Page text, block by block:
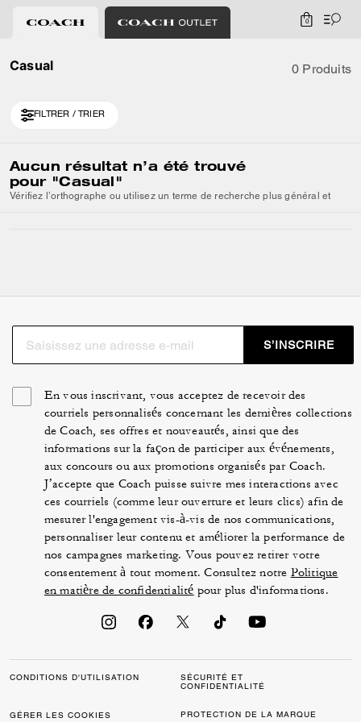
0
Casual 0 Produits
FILTRER / TRIER
Aucun résultat n’a été trouvé
pour "Casual"
Vérifiez l’orthographe ou utilisez un terme de recherche plus général et
S’INSCRIRE
En vous inscrivant, vous acceptez de recevoir des
courriels personnalisés concernant les dernières collections
de Coach, ses offres et nouveautés, ainsi que des
informations sur la façon de participer aux événements,
aux concours ou aux promotions organisés par Coach.
J’accepte que Coach puisse suivre mes interactions avec
ces courriels (comme leur ouverture et leurs clics) afin de
mesurer l'engagement vis-à-vis de nos communications,
personnaliser leur contenu et améliorer la performance de
nos campagnes marketing. Vous pouvez retirer votre
consentement à tout moment. Consultez notre Politique
en matière de confidentialité pour plus d'informations.
CONDITIONS D'UTILISATION
SÉCURITÉ ET
CONFIDENTIALITÉ
GÉRER LES COOKIES PROTECTION DE LA MARQUE